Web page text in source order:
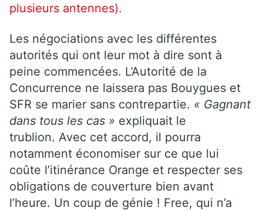
plusieurs antennes).
Les négociations avec les différentes
autorités qui ont leur mot à dire sont à
peine commencées. L’Autorité de la
Concurrence ne laissera pas Bouygues et
SFR se marier sans contrepartie. « Gagnant
dans tous les cas » expliquait le
trublion. Avec cet accord, il pourra
notamment économiser sur ce que lui
coûte l’itinérance Orange et respecter ses
obligations de couverture bien avant
l’heure. Un coup de génie ! Free, qui n’a